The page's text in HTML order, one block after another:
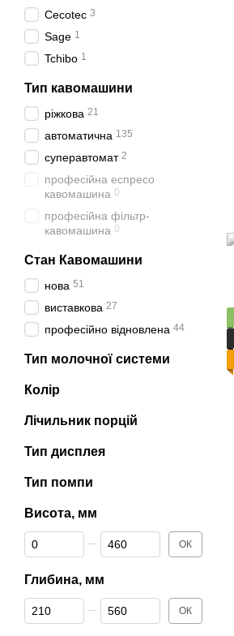
Cecotec 3
Sage 1
Tchibo 1
Тип кавомашини
ріжкова 21
автоматична 135
суперавтомат 2
професійна еспресо
кавомашина 0
професійна фільтр-
кавомашина 0
Стан Кавомашини
нова 51
виставкова 27
професійно відновлена 44
Тип молочної системи
Колір
Лічильник порцій
Тип дисплея
Тип помпи
Висота, мм
Від Висота, мм
До Висота, мм ОК
Глибина, мм
Від Глибина, мм
До Глибина, мм ОК